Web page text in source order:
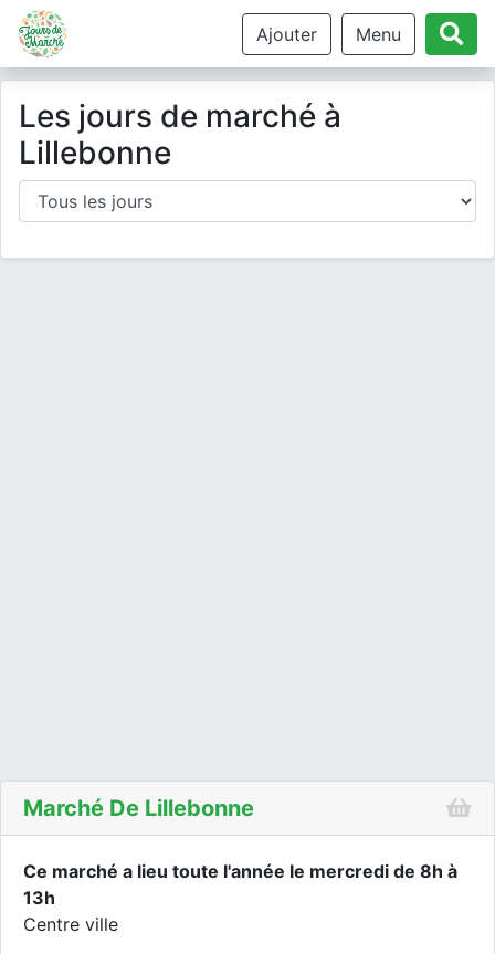
Ajouter Menu
Les jours de marché à
Lillebonne
Marché De Lillebonne
Ce marché a lieu toute l'année le mercredi de 8h à
13h
Centre ville